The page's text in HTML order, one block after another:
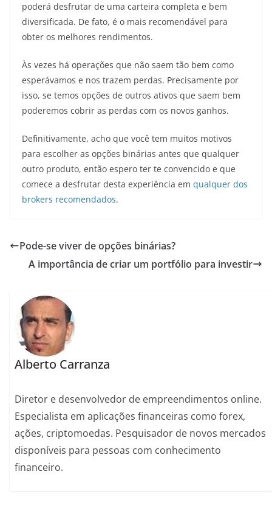
poderá desfrutar de uma carteira completa e bem
diversificada. De fato, é o mais recomendável para
obter os melhores rendimentos.
Às vezes há operações que não saem tão bem como
esperávamos e nos trazem perdas. Precisamente por
isso, se temos opções de outros ativos que saem bem
poderemos cobrir as perdas com os novos ganhos.
Definitivamente, acho que você tem muitos motivos
para escolher as opções binárias antes que qualquer
outro produto, então espero ter te convencido e que
comece a desfrutar desta experiência em qualquer dos
brokers recomendados.
Pode-se viver de opções binárias?
A importância de criar um portfólio para investir
Alberto Carranza
Diretor e desenvolvedor de empreendimentos online.
Especialista em aplicações financeiras como forex,
ações, criptomoedas. Pesquisador de novos mercados
disponíveis para pessoas com conhecimento
financeiro.